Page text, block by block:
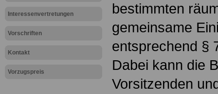
Interessenvertretungen
Vorschriften
Kontakt
Vorzugspreis
bestimmten
gemeinsame
entsprechend §
Dabei kann die
Vorsitzenden